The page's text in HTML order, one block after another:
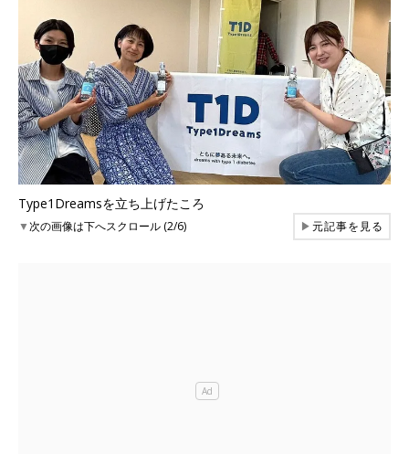
Type1Dreamsを立ち上げたころ
▼次の画像は下へスクロール (2/6) ▶元記事を見る